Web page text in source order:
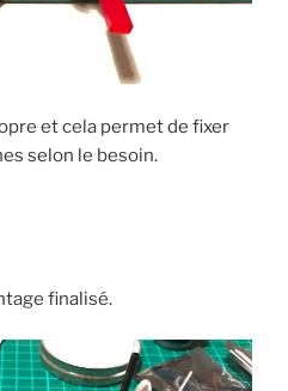
et cela permet de fixer
selon le besoin.
finalisé.